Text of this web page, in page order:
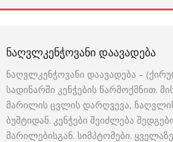
ᲜᲐᲦᲕᲚᲙᲔᲜᲭᲝᲕᲐᲜᲘ ᲓᲐᲐᲕᲐᲓᲔᲑᲐ
ნაღვლკენჭოვანი დაავადება –
სადინარში კენჭების წარმოქმნით.
მარილის ცვლის დარღვევა,
ბუშტიდან. კენჭები შეიძლება
მარილებისგან. სიმპტომები.